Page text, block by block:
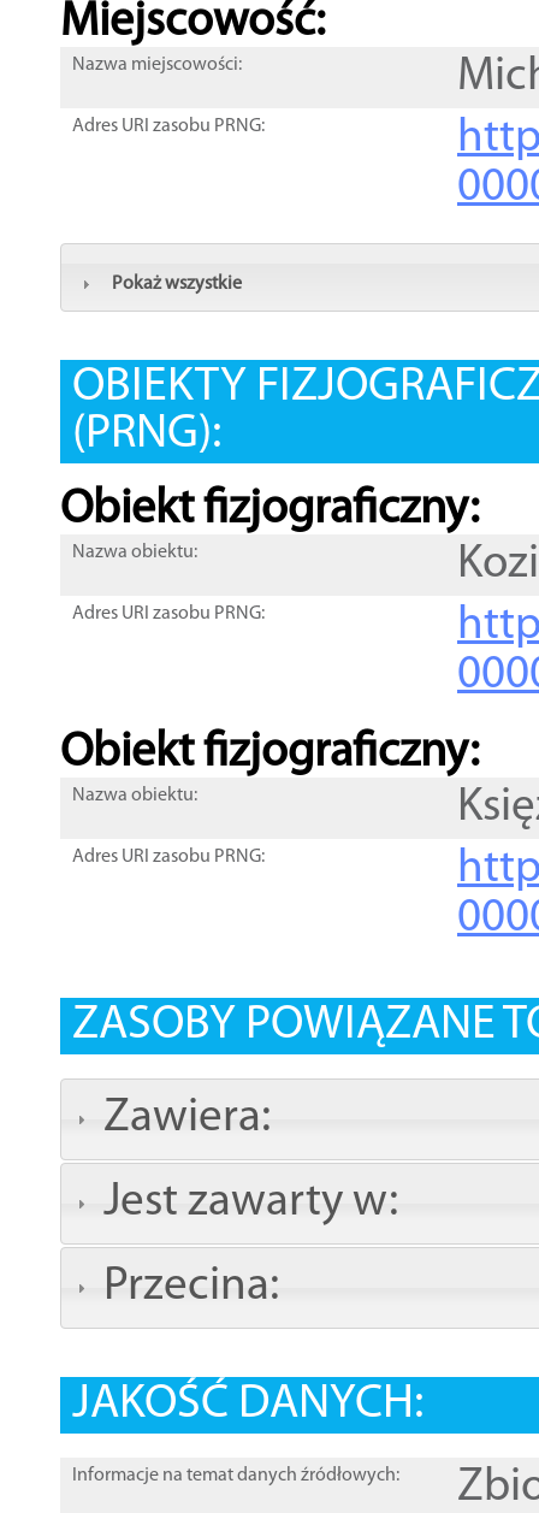
Miejscowość:
Nazwa miejscowości:
Adres URI zasobu PRNG:
Pokaż wszystkie
OBIEKTY
(PRNG):
Obiekt fizjograficzny:
Nazwa obiektu:
Adres URI zasobu PRNG:
Obiekt fizjograficzny:
Nazwa obiektu:
Adres URI zasobu PRNG:
ZASOBY POWIĄZANE
Zawiera:
Jest zawarty w:
Przecina:
JAKOŚĆ DANYCH:
Informacje na temat danych źródłowych: